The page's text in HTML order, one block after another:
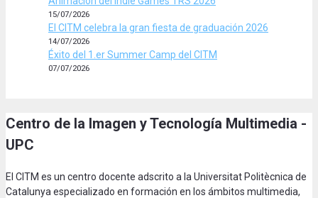
15/07/2026
El CITM celebra la gran fiesta de graduación 2026
14/07/2026
Éxito del 1.er Summer Camp del CITM
07/07/2026
Centro de la Imagen y Tecnología Multimedia -
UPC
El CITM es un centro docente adscrito a la Universitat Politècnica de
Catalunya especializado en formación en los ámbitos multimedia,